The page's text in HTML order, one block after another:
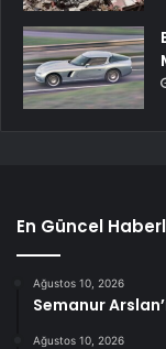
En Güncel
Ağustos 10, 2026
Semanur
Ağustos 10, 2026